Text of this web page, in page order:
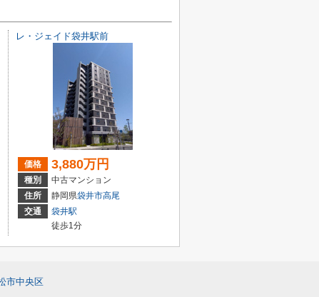
レ・ジェイド袋井駅前
価格 3,880万円
種別
中古マンション
住所
静岡県袋井市高尾
交通
袋井駅
徒歩1分
市中央区